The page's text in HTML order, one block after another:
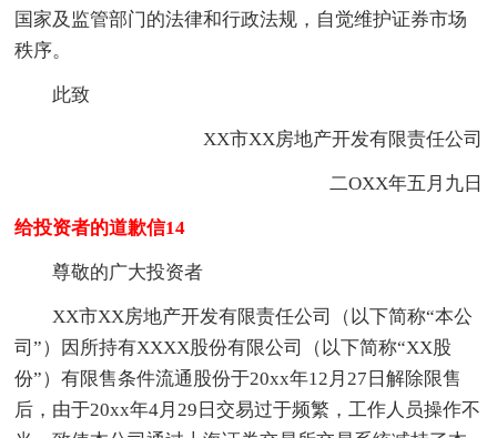
国家及监管部门的法律和行政法规，自觉维护证券市场
秩序。
此致
XX市XX房地产开发有限责任公司
二OXX年五月九日
给投资者的道歉信14
尊敬的广大投资者
XX市XX房地产开发有限责任公司（以下简称“本公
司”）因所持有XXXX股份有限公司（以下简称“XX股
份”）有限售条件流通股份于20xx年12月27日解除限售
后，由于20xx年4月29日交易过于频繁，工作人员操作不